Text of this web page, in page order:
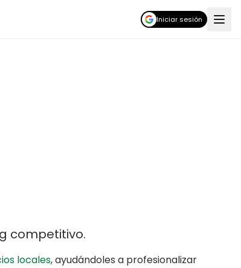
Iniciar sesión
competitivo.
locales,ayudándoles a profesionalizar